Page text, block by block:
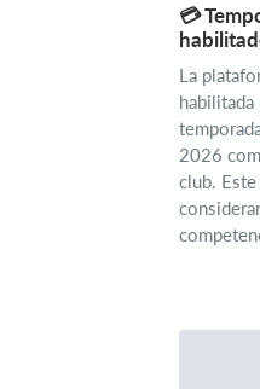
​💳
La
habilitada
2026
club.